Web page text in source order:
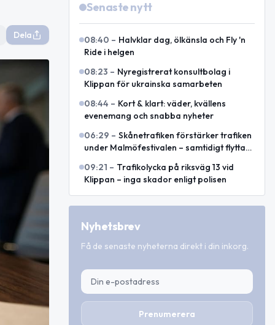
Dela
Senaste nytt
08:40 – Halvklar dag, ölkänsla och Fly 'n
Ride i helgen
08:23 – Nyregistrerat konsultbolag i
Klippan för ukrainska samarbeten
08:44 – Kort & klart: väder, kvällens
evenemang och snabba nyheter
06:29 – Skånetrafiken förstärker trafiken
under Malmöfestivalen – samtidigt flyttas
09:21 – Trafikolycka på riksväg 13 vid
Klippan – inga skador enligt polisen
Nyhetsbrev
Få de senaste nyheterna direkt i din inkorg.
Prenumerera